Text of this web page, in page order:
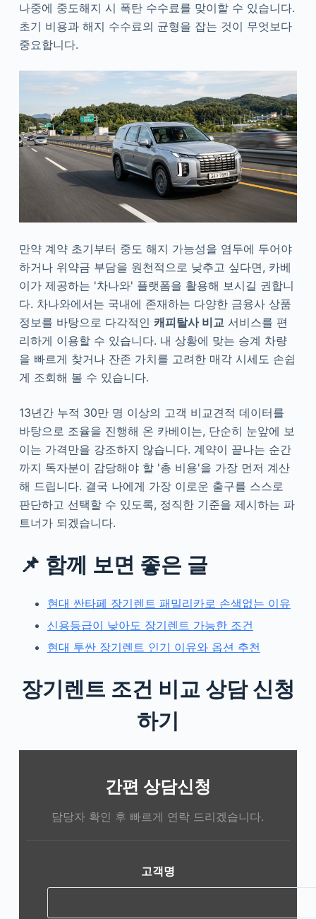
나중에 중도해지 시 폭탄 수수료를 맞이할 수 있습니다.
초기 비용과 해지 수수료의 균형을 잡는 것이 무엇보다
중요합니다.
만약 계약 초기부터 중도 해지 가능성을 염두에 두어야
하거나 위약금 부담을 원천적으로 낮추고 싶다면, 카베
이가 제공하는 '차나와' 플랫폼을 활용해 보시길 권합니
다. 차나와에서는 국내에 존재하는 다양한 금융사 상품
정보를 바탕으로 다각적인 캐피탈사 비교서비스를 편
리하게 이용할 수 있습니다. 내 상황에 맞는 승계 차량
을 빠르게 찾거나 잔존 가치를 고려한 매각 시세도 손쉽
게 조회해 볼 수 있습니다.
13년간 누적 30만 명 이상의 고객 비교견적 데이터를
바탕으로 조율을 진행해 온 카베이는, 단순히 눈앞에 보
이는 가격만을 강조하지 않습니다. 계약이 끝나는 순간
까지 독자분이 감당해야 할 '총 비용'을 가장 먼저 계산
해 드립니다. 결국 나에게 가장 이로운 출구를 스스로
판단하고 선택할 수 있도록, 정직한 기준을 제시하는 파
트너가 되겠습니다.
📌 함께 보면 좋은 글
현대 싼타페 장기렌트 패밀리카로 손색없는 이유
신용등급이 낮아도 장기렌트 가능한 조건
현대 투싼 장기렌트 인기 이유와 옵션 추천
장기렌트 조건 비교 상담 신청
하기
간편 상담신청
담당자 확인 후 빠르게 연락 드리겠습니다.
고객명